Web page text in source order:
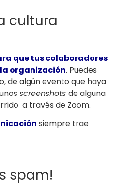
cultura
que tus colaboradores
organización. Puedes
de algún evento que haya
screenshots de alguna
a través de Zoom.
siempre trae
spam!